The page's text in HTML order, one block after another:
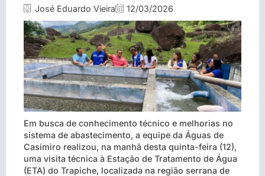
José Eduardo Vieira 12/03/2026
Em busca de conhecimento técnico e melhorias no
sistema de abastecimento, a equipe da Águas de
Casimiro realizou, na manhã desta quinta-feira (12),
uma visita técnica à Estação de Tratamento de Água
(ETA) do Trapiche, localizada na região serrana de